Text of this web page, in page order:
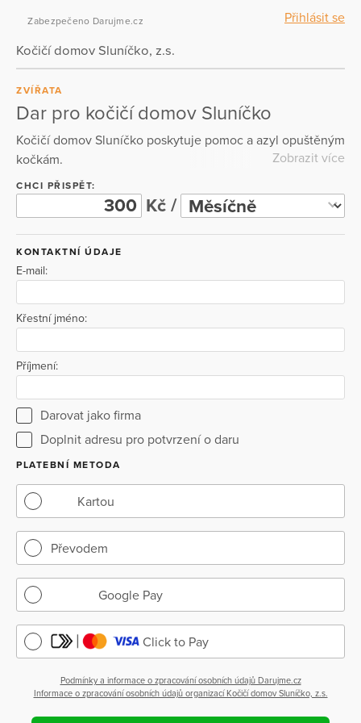
Přihlásit se
Zabezpečeno Darujme.cz
Kočičí domov Sluníčko, z.s.
ZVÍŘATA
Dar pro kočičí domov Sluníčko
Kočičí domov Sluníčko poskytuje pomoc a azyl opuštěným
kočkám.
Zobrazit více
CHCI PŘISPĚT:
Kč /
KONTAKTNÍ ÚDAJE
E-mail:
Křestní jméno:
Příjmení:
Darovat jako firma
Doplnit adresu pro potvrzení o daru
PLATEBNÍ METODA
Kartou
Převodem
Google Pay
Click to Pay
Podmínky a informace o zpracování osobních údajů Darujme.cz
Informace o zpracování osobních údajů organizací Kočičí domov Sluníčko, z.s.